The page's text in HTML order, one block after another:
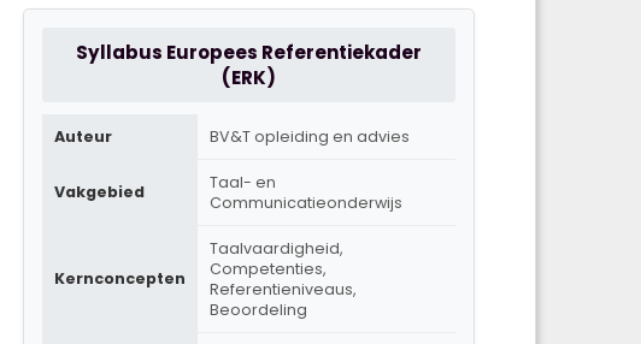
Syllabus Europees Referentiekader
(ERK)
Auteur BV&T opleiding en advies
Vakgebied
Taal- en
Communicatieonderwijs
Kernconcepten
Taalvaardigheid,
Competenties,
Referentieniveaus,
Beoordeling